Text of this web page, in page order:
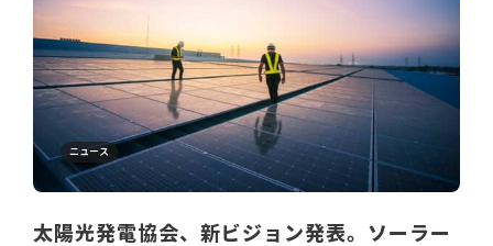
ニュース
太陽光発電協会、新ビジョン発表。ソーラー